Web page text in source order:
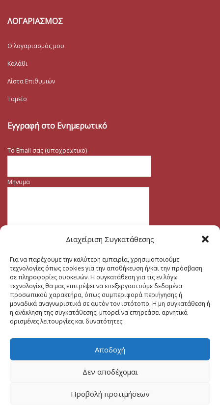
Διαχείριση Συγκατάθεσης
Για να παρέχουμε την καλύτερη εμπειρία, χρησιμοποιούμε
τεχνολογίες όπως cookies για την αποθήκευση ή/και την πρόσβαση
σε πληροφορίες συσκευών. Η συγκατάθεση για τις εν λόγω
τεχνολογίες θα μας επιτρέψει να επεξεργαστούμε δεδομένα
προσωπικού χαρακτήρα, όπως συμπεριφορά περιήγησης ή
μοναδικά αναγνωριστικά σε αυτόν τον ιστότοπο. Η μη συγκατάθεση ή
η ανάκληση της συγκατάθεσης, μπορεί να επηρεάσει αρνητικά
ορισμένες λειτουργίες και δυνατότητες.
Αποδοχή
Δεν αποδέχομαι
Προβολή προτιμήσεων
ΛΟΓΑΡΙΑΣΜΟΣ
Ο λογαριασμός μου
Καλάθι
Λίστα Επιθυμιών
Ταμείο
Εγγραφή στο Ενημερωτικό
Το Email σας (υποχρεωτικο)
Μηνυμα